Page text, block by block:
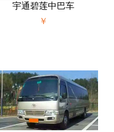
宇通碧莲中巴车
￥